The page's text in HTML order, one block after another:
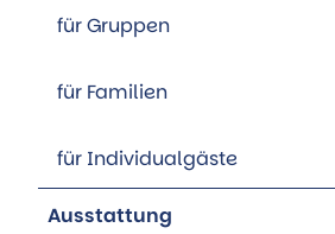
für Gruppen
für Familien
für Individualgäste
Ausstattung